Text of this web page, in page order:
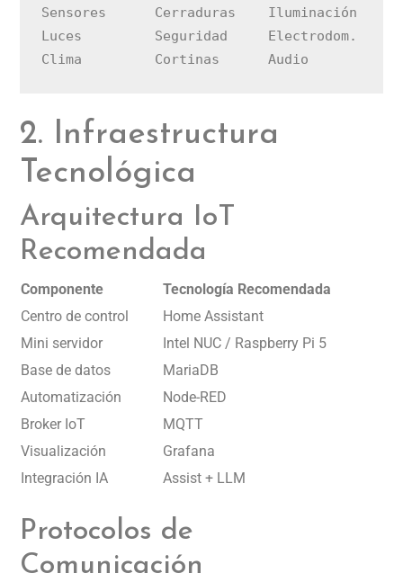
Sensores      Cerraduras    Iluminación
Luces         Seguridad     Electrodom.
2. Infraestructura
Tecnológica
Arquitectura IoT
Recomendada
Componente
Tecnología Recomendada
Centro de control
Home Assistant
Mini servidor
Intel NUC / Raspberry Pi 5
Base de datos
MariaDB
Automatización
Node-RED
Broker IoT
MQTT
Visualización
Grafana
Integración IA
Assist + LLM
Protocolos de
Comunicación